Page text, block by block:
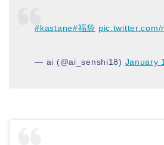
#kastane#福袋 pic.twitter.com/
— ai (@ai_senshi18) January